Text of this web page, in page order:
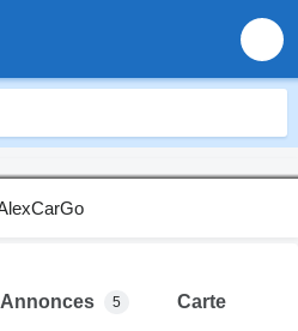
Annonces 5 Carte